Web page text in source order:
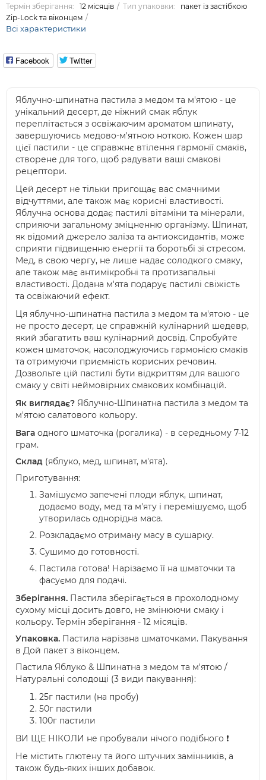
Термін зберігання: 12 місяців Тип упаковки:
пакет із застібкою
Zip-Lock та віконцем
Всі характеристики
Facebook Twitter
Яблучно-шпинатна пастила з медом та м'ятою - це
унікальний десерт, де ніжний смак яблук
переплітається з освіжаючим ароматом шпинату,
завершуючись медово-м'ятною ноткою. Кожен шар
цієї пастили - це справжнє втілення гармонії смаків,
створене для того, щоб радувати ваші смакові
рецептори.
Цей десерт не тільки пригощає вас смачними
відчуттями, але також має корисні властивості.
Яблучна основа додає пастилі вітаміни та мінерали,
сприяючи загальному зміцненню організму. Шпинат,
як відомий джерело заліза та антиоксидантів, може
сприяти підвищенню енергії та боротьбі зі стресом.
Мед, в свою чергу, не лише надає солодкого смаку,
але також має антимікробні та протизапальні
властивості. Додана м'ята подарує пастилі свіжість
та освіжаючий ефект.
Ця яблучно-шпинатна пастила з медом та м'ятою - це
не просто десерт, це справжній кулінарний шедевр,
який збагатить ваш кулінарний досвід. Спробуйте
кожен шматочок, насолоджуючись гармонією смаків
та отримуючи приємність корисних речовин.
Дозвольте цій пастилі бути відкриттям для вашого
смаку у світі неймовірних смакових комбінацій.
Як виглядає? Яблучно-Шпинатна пастила з медом та
м'ятою салатового кольору.
Вага одного шматочка (рогалика) - в середньому 7-12
грам.
Склад (яблуко, мед, шпинат, м'ята).
Приготування:
Замішуємо запечені плоди яблук, шпинат,
додаємо воду, мед та м'яту і перемішуємо, щоб
утворилась однорідна маса.
Розкладаємо отриману масу в сушарку.
Сушимо до готовності.
Пастила готова! Нарізаємо її на шматочки та
фасуємо для подачі.
Зберігання. Пастила зберігається в прохолодному
сухому місці досить довго, не змінюючи смаку і
кольору. Термін зберігання - 12 місяців.
Упаковка. Пастила нарізана шматочками. Пакування
в Дой пакет з віконцем.
Пастила Яблуко & Шпинатна з медом та м'ятою /
Натуральні солодощі (3 види пакування):
25г пастили (на пробу)
50г пастили
100г пастили
ВИ ЩЕ НІКОЛИ не пробували нічого подібного ❗️
Не містить глютену та його штучних замінників, а
також будь-яких інших добавок.